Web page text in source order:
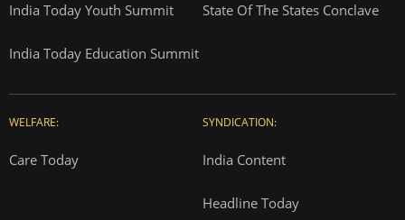
India Today Youth Summit State Of The States Conclave
India Today Education Summit
WELFARE:
Care Today
SYNDICATION:
India Content
Headline Today